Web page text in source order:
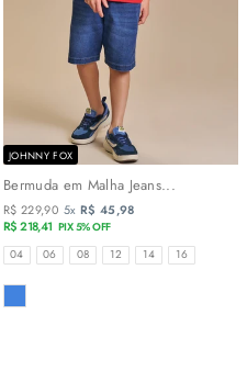
JOHNNY FOX
Bermuda em Malha Jeans...
R$ 229,90 5x R$ 45,98
R$ 218,41 PIX 5% OFF
TAMANHOS
04 06 08 12 14 16
COR